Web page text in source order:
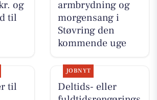
og
til
armbrydning og
morgensang i
Støvring den
kommende uge
til
JOBNYT
Deltids- eller